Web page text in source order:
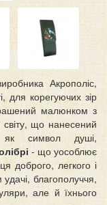
Акрополіс,
для корегуючих зір
малюнком з
що нанесений
символ душі,
- що уособлює
доброго, легкого і
благополуччя,
але й їхнього